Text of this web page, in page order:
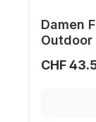
Damen
Outdoor
CHF